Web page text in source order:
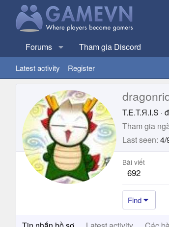
Forums Tham gia Discord
Latest activity Register
T.E.T.Я.I.S ·
Tham gia
Last seen 4/
Bài viết
692
Find